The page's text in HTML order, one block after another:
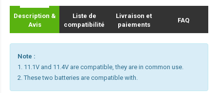
Description &
Avis
Liste de
compatibilité
Livraison et
paiements
FAQ
Note :
1. 11.1V and 11.4V are compatible, they are in common use.
2. These two batteries are compatible with.